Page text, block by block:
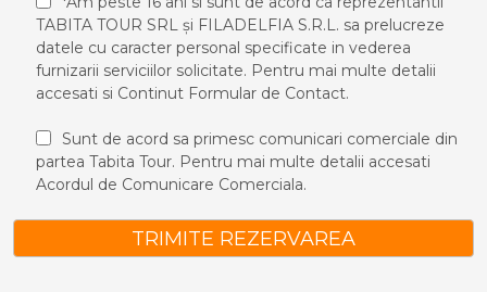
TABITA TOUR SRL și FILADELFIA S.R.L. sa prelucreze
datele cu caracter personal specificate in vederea
furnizarii serviciilor solicitate. Pentru mai multe detalii
accesati si Continut Formular de Contact.
Sunt de acord sa primesc comunicari comerciale din
partea Tabita Tour. Pentru mai multe detalii accesati
Acordul de Comunicare Comerciala.
TRIMITE REZERVAREA